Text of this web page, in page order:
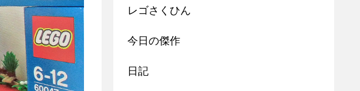
レゴさくひん
今日の傑作
日記